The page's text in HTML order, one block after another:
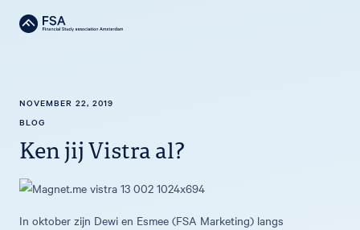
NOVEMBER 22, 2019
BLOG
Ken jij Vistra al?
In oktober zijn Dewi en Esmee (FSA Marketing) langs